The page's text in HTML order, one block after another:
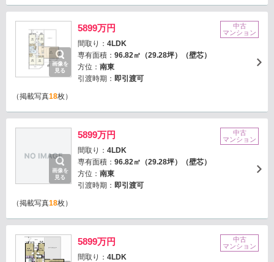
画像を
見る
5899万円
間取り： 4LDK
専有面積： 96.82㎡（29.28坪）（壁芯）
方位： 南東
引渡時期： 即引渡可
中古
マンション
（掲載写真18枚）
画像を
見る
5899万円
間取り： 4LDK
専有面積： 96.82㎡（29.28坪）（壁芯）
方位： 南東
引渡時期： 即引渡可
中古
マンション
（掲載写真18枚）
5899万円
間取り： 4LDK
中古
マンション